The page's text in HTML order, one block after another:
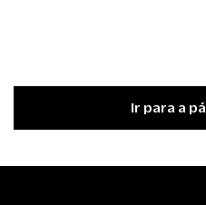
Ir para a